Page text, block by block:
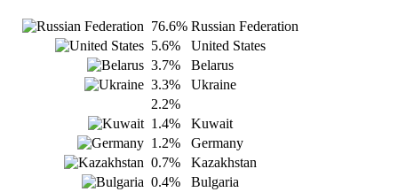
76.6% Russian Federation
5.6%
United States
3.7%
Belarus
3.3%
Ukraine
2.2%
1.4%
Kuwait
1.2%
Germany
0.7%
Kazakhstan
0.4%
Bulgaria